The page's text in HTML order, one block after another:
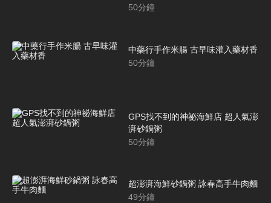
50分鐘
中藥行手作米腸 古早味灌入藥材香
50分鐘
GPS找不到的神祕海鮮店 超人氣澎
湃砂鍋粥
50分鐘
超澎湃海鮮砂鍋粥 詠春高手牛肉麵
49分鐘